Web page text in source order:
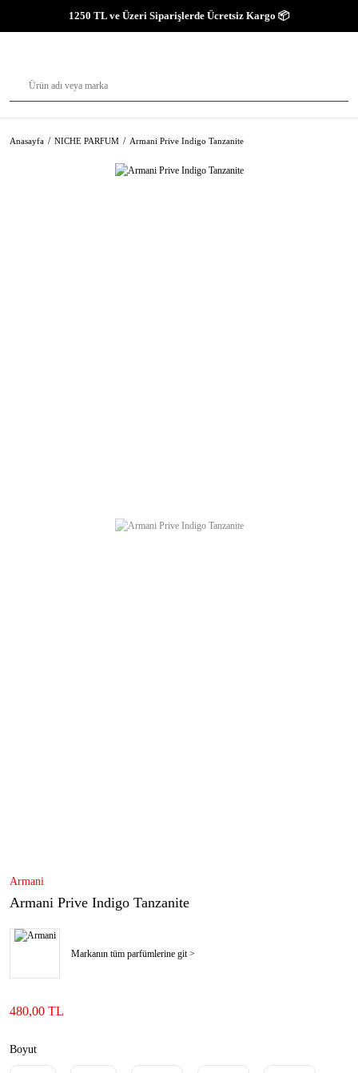
1250 TL ve Üzeri Siparişlerde Ücretsiz Kargo 📦
Anasayfa NICHE PARFUM Armani Prive Indigo Tanzanite
Armani
Armani Prive Indigo Tanzanite
Markanın tüm parfümlerine git >
480,00 TL
Boyut